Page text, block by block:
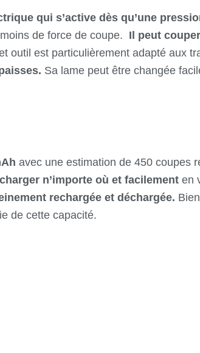
qui s’active dès qu’une
de force de coupe. Il peut
outil est particulièrement adapté aux
Sa lame peut être changée
avec une estimation de 450 coupes
n’importe où et facilement en
rechargée et déchargée.
de cette capacité.